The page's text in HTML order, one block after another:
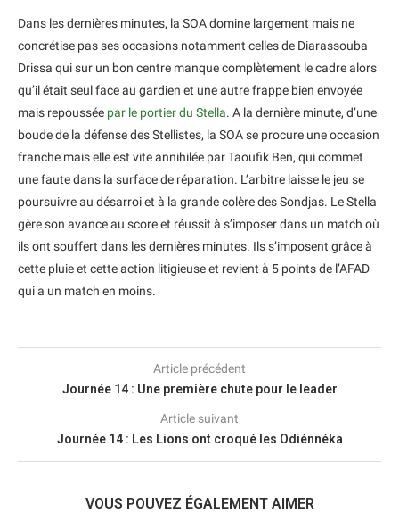
Dans les dernières minutes, la SOA domine largement mais ne
concrétise pas ses occasions notamment celles de Diarassouba
Drissa qui sur un bon centre manque complètement le cadre alors
qu’il était seul face au gardien et une autre frappe bien envoyée
mais repoussée par le portier du Stella. A la dernière minute, d’une
boude de la défense des Stellistes, la SOA se procure une occasion
franche mais elle est vite annihilée par Taoufik Ben, qui commet
une faute dans la surface de réparation. L’arbitre laisse le jeu se
poursuivre au désarroi et à la grande colère des Sondjas. Le Stella
gère son avance au score et réussit à s’imposer dans un match où
ils ont souffert dans les dernières minutes. Ils s’imposent grâce à
cette pluie et cette action litigieuse et revient à 5 points de l’AFAD
qui a un match en moins.
Article précédent
Journée 14 : Une première chute pour le leader
Article suivant
Journée 14 : Les Lions ont croqué les Odiénnéka
VOUS POUVEZ ÉGALEMENT AIMER